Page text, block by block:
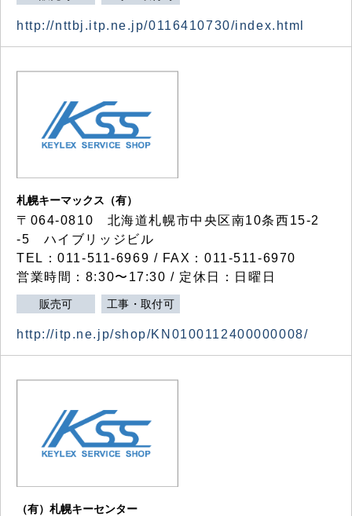
http://nttbj.itp.ne.jp/0116410730/index.html
札幌キーマックス（有）
〒064-0810 北海道札幌市中央区南10条西15-2
-5 ハイブリッジビル
TEL：011-511-6969 / FAX：011-511-6970
営業時間：8:30〜17:30 / 定休日：日曜日
販売可 工事・取付可
http://itp.ne.jp/shop/KN0100112400000008/
（有）札幌キーセンター